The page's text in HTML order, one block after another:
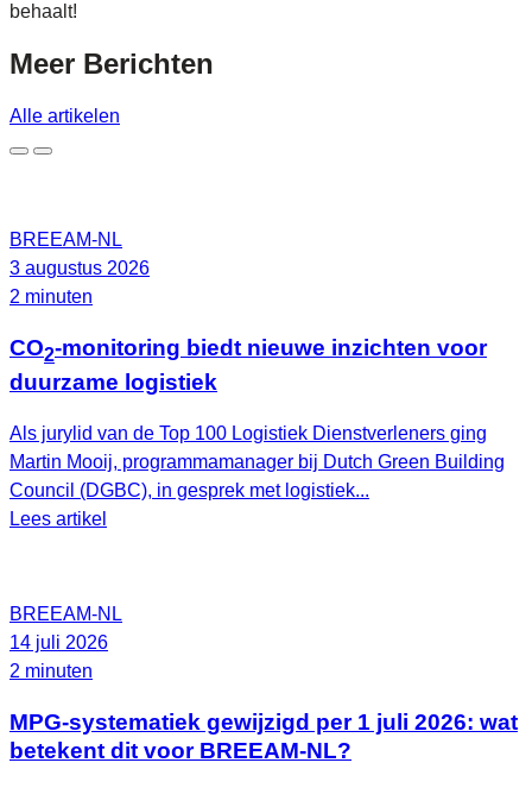
behaalt!
Meer Berichten
Alle artikelen
BREEAM-NL
3 augustus 2026
2 minuten
CO2-monitoring biedt nieuwe inzichten voor
duurzame logistiek
Als jurylid van de Top 100 Logistiek Dienstverleners ging
Martin Mooij, programmamanager bij Dutch Green Building
Council (DGBC), in gesprek met logistiek...
Lees artikel
BREEAM-NL
14 juli 2026
2 minuten
MPG-systematiek gewijzigd per 1 juli 2026: wat
betekent dit voor BREEAM-NL?